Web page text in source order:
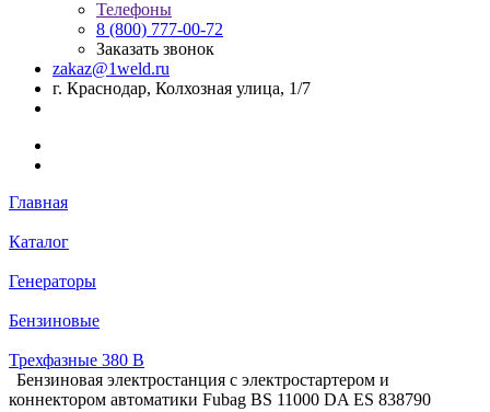
Телефоны
8 (800) 777-00-72
Заказать звонок
zakaz@1weld.ru
г. Краснодар, Колхозная улица, 1/7
Главная
Каталог
Генераторы
Бензиновые
Трехфазные 380 В
Бензиновая электростанция с электростартером и
коннектором автоматики Fubag BS 11000 DA ES 838790